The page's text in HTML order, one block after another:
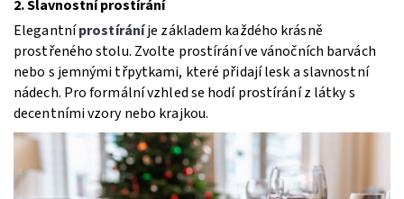
2. Slavnostní prostírání
Elegantníprostíráníje základem každého krásně
prostřeného stolu. Zvolte prostírání ve vánočních barvách
nebo s jemnými třpytkami, které přidají lesk a slavnostní
nádech. Pro formální vzhled se hodí prostírání z látky s
decentními vzory nebo krajkou.